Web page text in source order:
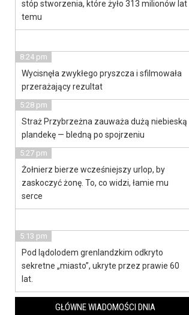
stóp stworzenia, które żyło 313 milionów lat
temu
8:24 pm
Wycisnęła zwykłego pryszcza i sfilmowała
przerażający rezultat
5:28 pm
Straż Przybrzeżna zauważa dużą niebieską
plandekę — bledną po spojrzeniu
5:27 pm
Żołnierz bierze wcześniejszy urlop, by
zaskoczyć żonę. To, co widzi, łamie mu
serce
5:13 pm
Pod lądolodem grenlandzkim odkryto
sekretne „miasto”, ukryte przez prawie 60
lat.
GŁÓWNE WIADOMOŚCI DNIA